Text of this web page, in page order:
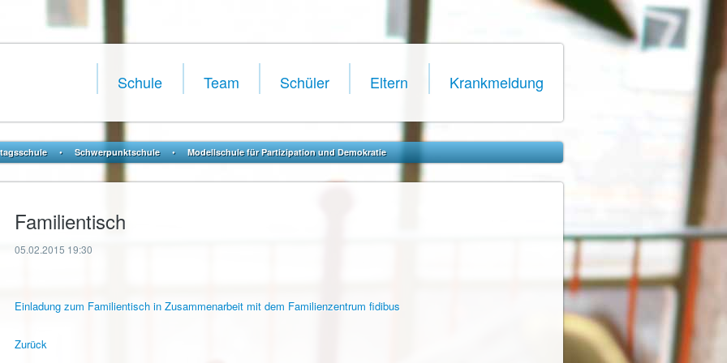
überspringen
Schule Team Schüler Eltern Krankmeldung
• Schwerpunktschule • Modellschule für Partizipation und Demokratie
Familientisch
05.02.2015 19:30
Einladung zum Familientisch in Zusammenarbeit mit dem Familienzentrum fidibus
Zurück